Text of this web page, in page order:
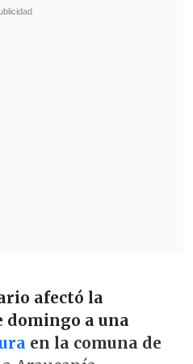
afectó la
domingo a una
en la comuna de